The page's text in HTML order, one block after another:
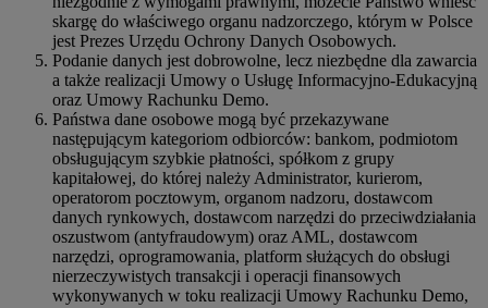
skargę do właściwego organu nadzorczego, którym w Polsce
jest Prezes Urzędu Ochrony Danych Osobowych.
Podanie danych jest dobrowolne, lecz niezbędne dla zawarcia
a także realizacji Umowy o Usługę Informacyjno-Edukacyjną
oraz Umowy Rachunku Demo.
Państwa dane osobowe mogą być przekazywane
następującym kategoriom odbiorców: bankom, podmiotom
obsługującym szybkie płatności, spółkom z grupy
kapitałowej, do której należy Administrator, kurierom,
operatorom pocztowym, organom nadzoru, dostawcom
danych rynkowych, dostawcom narzędzi do przeciwdziałania
oszustwom (antyfraudowym) oraz AML, dostawcom
narzędzi, oprogramowania, platform służących do obsługi
nierzeczywistych transakcji i operacji finansowych
wykonywanych w toku realizacji Umowy Rachunku Demo,